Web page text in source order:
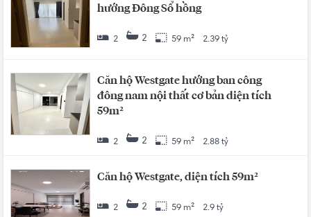
hướng Đông Sổ hồng
2 2 59 m² 2.39 tỷ
Căn hộ Westgate hướng ban công
đông nam nội thất cơ bản diện tích
59m²
2 2 59 m² 2.88 tỷ
Căn hộ Westgate, diện tích 59m²
2 2 59 m² 2.9 tỷ